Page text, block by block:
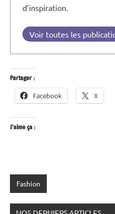
d’inspiration.
Voir toutes les
Partager :
Facebook X
J’aime ça :
Fashion